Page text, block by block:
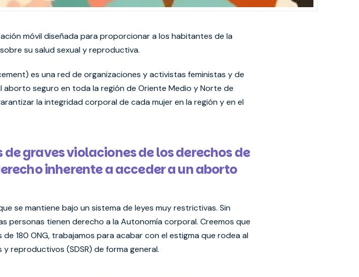
móvil diseñada para proporcionar a los habitantes de la
su salud sexual y reproductiva.
es una red de organizaciones y activistas feministas y de
seguro en toda la región de Oriente Medio y Norte de
la integridad corporal de cada mujer en la región y en el
graves violaciones de los derechos de
inherente a acceder a un aborto
se mantiene bajo un sistema de leyes muy restrictivas. Sin
personas tienen derecho a la Autonomía corporal. Creemos que
180 ONG, trabajamos para acabar con el estigma que rodea al
reproductivos (SDSR) de forma general.